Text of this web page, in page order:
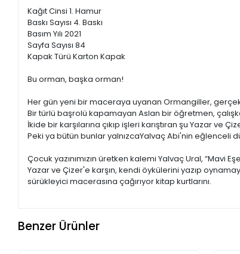
Kağıt Cinsi 1. Hamur
Baskı Sayısı 4. Baskı
Basım Yılı 2021
Sayfa Sayısı 84
Kapak Türü Karton Kapak
Bu orman, başka orman!
Her gün yeni bir maceraya uyanan Ormangiller,
Bir türlü başrolü kapamayan Aslan bir öğretmen,
İkide bir karşılarına çıkıp işleri karıştıran şu Yazar ve
Peki ya bütün bunlar yalnızcaYalvaç Abi'nin eğlenceli
Çocuk yazınımızın üretken kalemi Yalvaç Ural, “Mavi
Yazar ve Çizer'e karşın, kendi öykülerini yazıp
sürükleyici macerasına çağırıyor kitap kurtlarını.
Benzer Ürünler